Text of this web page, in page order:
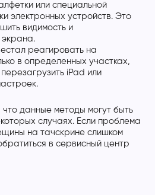
или специальной
электронных устройств. Это
видимость и
экрана.
реагировать на
в определенных участках,
iPad или
что данные методы могут быть
случаях. Если проблема
на тачскрине слишком
в сервисный центр